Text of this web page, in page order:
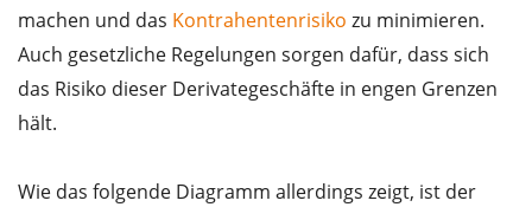
machen und das Kontrahentenrisiko zu minimieren.
Auch gesetzliche Regelungen sorgen dafür, dass sich
das Risiko dieser Derivategeschäfte in engen Grenzen
hält.
Wie das folgende Diagramm allerdings zeigt, ist der